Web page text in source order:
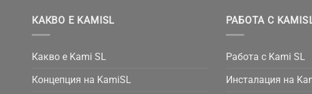
КАКВО Е KAMISL
Какво е Kami SL
Концепция на KamiSL
РАБОТА С
Работа с Kami SL
Инсталация на